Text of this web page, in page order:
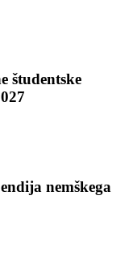
študentske
nemškega